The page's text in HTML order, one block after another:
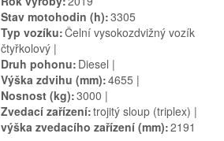
Stav motohodin (h) 3305
Typ vozíku Čelní vysokozdvižný vozík
čtyřkolový
Druh pohonu Diesel
Výška zdvihu (mm) 4655
Nosnost (kg) 3000
Zvedací zařízení trojitý sloup (triplex)
výška zvedacího zařízení (mm) 2191